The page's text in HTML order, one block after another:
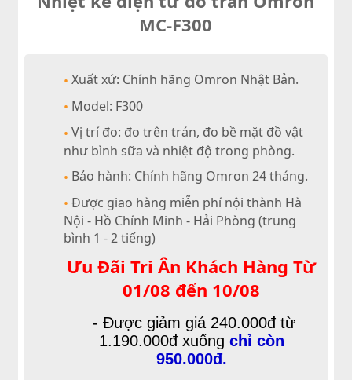
MC-F300
• Xuất xứ: Chính hãng Omron Nhật Bản.
• Model: F300
• Vị trí đo: đo trên trán, đo bề mặt đồ vật
như bình sữa và nhiệt độ trong phòng.
• Bảo hành: Chính hãng Omron 24 tháng.
• Được giao hàng miễn phí nội thành Hà
Nội - Hồ Chính Minh - Hải Phòng (trung
bình 1 - 2 tiếng)
Ưu Đãi Tri Ân Khách Hàng Từ
01/08 đến 10/08
- Được giảm giá 240.000đ từ
1.190.000đ xuống chỉ còn
950.000đ.